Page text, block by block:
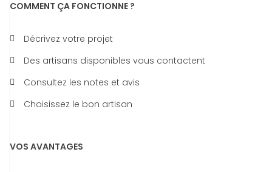
COMMENT ÇA FONCTIONNE ?
Décrivez votre projet
Des artisans disponibles vous contactent
Consultez les notes et avis
Choisissez le bon artisan
VOS AVANTAGES